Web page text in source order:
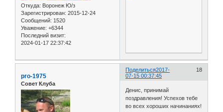
Откуда: Воронеж Ю/з
Зарегистрирован: 2015-12-24
Сообщений: 1520
Уважение: +6344
Последний визит:
2024-01-17 22:37:42
Поделиться 18
2017-
07-15 00:37:45
pro-1975
Совет Клуба
Денис, принимай
поздравления! Успехов тебе
во всех хороших начинаниях!